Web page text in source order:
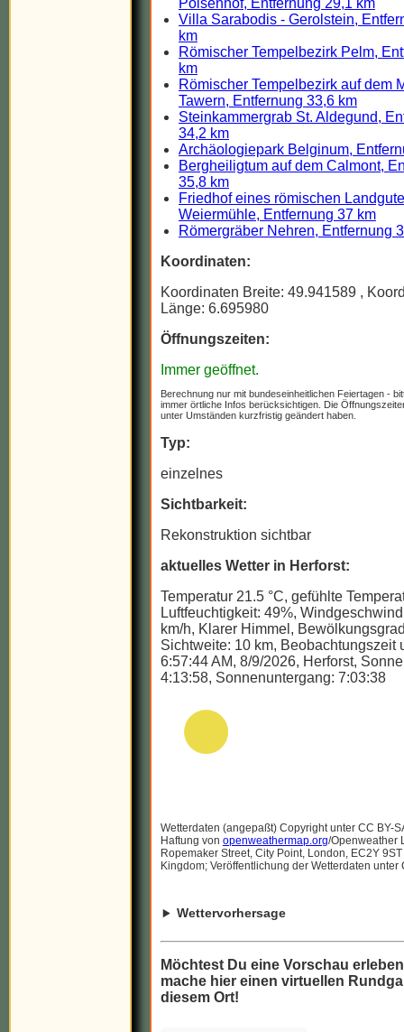
Pölsenhof, Entfernung 29,1 km
Villa Sarabodis - Gerolstein,
km
Römischer Tempelbezirk Pelm,
km
Römischer Tempelbezirk auf dem
Tawern, Entfernung 33,6 km
Steinkammergrab St. Aldegund,
34,2 km
Archäologiepark Belginum,
Bergheiligtum auf dem Calmont,
35,8 km
Friedhof eines römischen
Weiermühle, Entfernung 37 km
Römergräber Nehren, Entfernung
Koordinaten:
Koordinaten Breite: 49.941589 ,
Länge: 6.695980
Öffnungszeiten:
Immer geöffnet.
Berechnung nur mit bundeseinheitlichen Feiertagen -
immer örtliche Infos berücksichtigen. Die
unter Umständen kurzfristig geändert haben.
Typ:
einzelnes
Sichtbarkeit:
Rekonstruktion sichtbar
aktuelles Wetter in Herforst:
Temperatur 21.5 °C, gefühlte
Luftfeuchtigkeit: 49%,
km/h, Klarer Himmel,
Sichtweite: 10 km, Beobachtungszeit
6:57:44 AM, 8/9/2026, Herforst,
4:13:58, Sonnenuntergang: 7:03:38
Wetterdaten (angepaßt) Copyright unter CC BY-
Haftung von openweathermap.org/Openweather
Ropemaker Street, City Point, London, EC2Y
Kingdom; Veröffentlichung der Wetterdaten unter
Wettervorhersage
Möchtest Du eine Vorschau
mache hier einen virtuellen
diesem Ort!